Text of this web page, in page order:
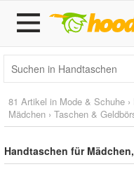
81 Artikel in Mode & Schuhe ›
Mädchen › Taschen &
Handtaschen für